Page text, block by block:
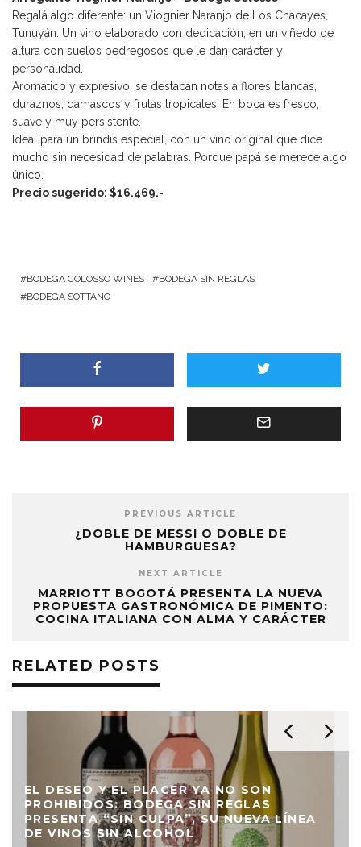
Regalá algo diferente: un Viognier Naranjo de Los Chacayes,
Tunuyán. Un vino elaborado con dedicación, en un viñedo de
altura con suelos pedregosos que le dan carácter y
personalidad.
Aromático y expresivo, se destacan notas a flores blancas,
duraznos, damascos y frutas tropicales. En boca es fresco,
suave y muy persistente.
Ideal para un brindis especial, con un vino original que dice
mucho sin necesidad de palabras. Porque papá se merece algo
único.
Precio sugerido: $16.469.-
BODEGA COLOSSO WINES
BODEGA SIN REGLAS
BODEGA SOTTANO
PREVIOUS ARTICLE
¿DOBLE DE MESSI O DOBLE DE
HAMBURGUESA?
NEXT ARTICLE
MARRIOTT BOGOTÁ PRESENTA LA NUEVA
PROPUESTA GASTRONÓMICA DE PIMENTO:
COCINA ITALIANA CON ALMA Y CARÁCTER
RELATED POSTS
EL DESEO Y EL PLACER YA NO SON
PROHIBIDOS: BODEGA SIN REGLAS
PRESENTA “SIN CULPA”, SU NUEVA LÍNEA
DE VINOS SIN ALCOHOL